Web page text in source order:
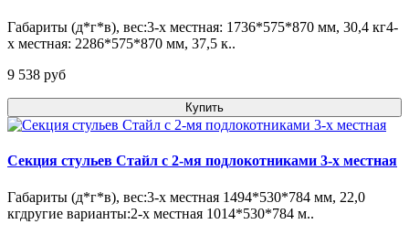
Габариты (д*г*в), вес:3-х местная: 1736*575*870 мм, 30,4 кг4-
х местная: 2286*575*870 мм, 37,5 к..
9 538 pуб
Купить
Секция стульев Стайл с 2-мя подлокотниками 3-х местная
Габариты (д*г*в), вес:3-х местная 1494*530*784 мм, 22,0
кгдругие варианты:2-х местная 1014*530*784 м..